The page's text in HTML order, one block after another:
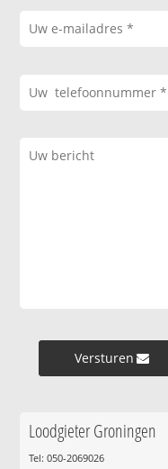
Versturen »
Loodgieter Groningen
Tel: 050-2069026